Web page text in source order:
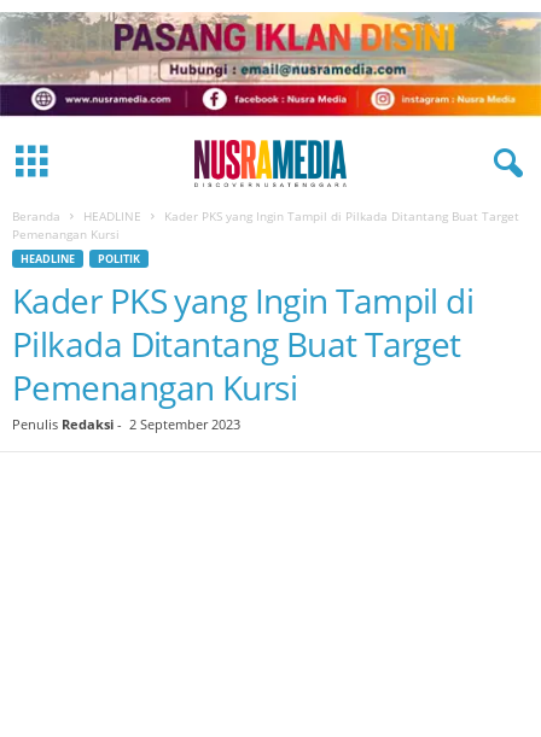
Beranda HEADLINE
Kader PKS yang Ingin Tampil di Pilkada Ditantang Buat Target
Pemenangan Kursi
HEADLINE POLITIK
Kader PKS yang Ingin Tampil di
Pilkada Ditantang Buat Target
Pemenangan Kursi
Penulis Redaksi - 2 September 2023